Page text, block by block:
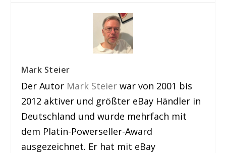
Mark Steier
Der Autor Mark Steier war von 2001 bis
2012 aktiver und größter eBay Händler in
Deutschland und wurde mehrfach mit
dem Platin-Powerseller-Award
ausgezeichnet. Er hat mit eBay